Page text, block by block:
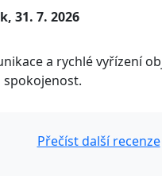
31. 7. 2026
a rychlé vyřízení
spokojenost.
Přečíst další recenze